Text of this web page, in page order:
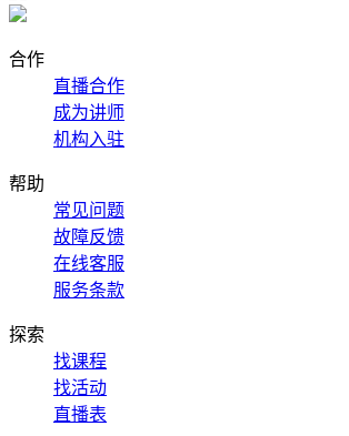
合作
直播合作
成为讲师
机构入驻
帮助
常见问题
故障反馈
在线客服
服务条款
探索
找课程
找活动
直播表